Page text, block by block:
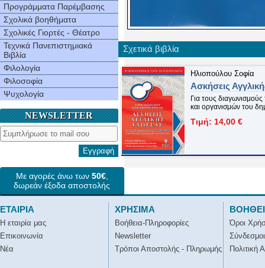
Προγράμματα Παρέμβασης
Σχολικά βοηθήματα
Σχολικές Γιορτές - Θέατρο
Τεχνικά Πανεπιστημιακά
Βιβλία
Φιλολογία
Φιλοσοφία
Ψυχολογία
NEWSLETTER
Εγγραφή
Με αγορές άνω των 50€
δωρεάν έξοδα αποστολής
Σχετικά βιβλία
Ηλιοπούλου Σοφία
Ασκήσεις
Για τους
και οργανισμών του
Τιμή: 14,00 €
ΕΤΑΙΡΙΑ
Η εταιρία μας
Επικοινωνία
Νέα
ΧΡΗΣΙΜΑ
Βοήθεια-Πληροφορίες
Newsletter
Τρόποι Αποστολής - Πληρωμής
Όροι
Σύνδεσμοι
Πολιτική